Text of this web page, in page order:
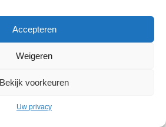
Accepteren
Weigeren
Bekijk voorkeuren
Uw privacy
Tuin KvK Gouda 29029262 - BTW nr
Hosting: